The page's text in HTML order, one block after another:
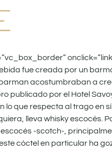
fue creada por un
barman acostumbraban a
publicado por el Hotel
lo que respecta al trago en
lleva whisky escocés.
-scotch-,
cóctel en particular ha